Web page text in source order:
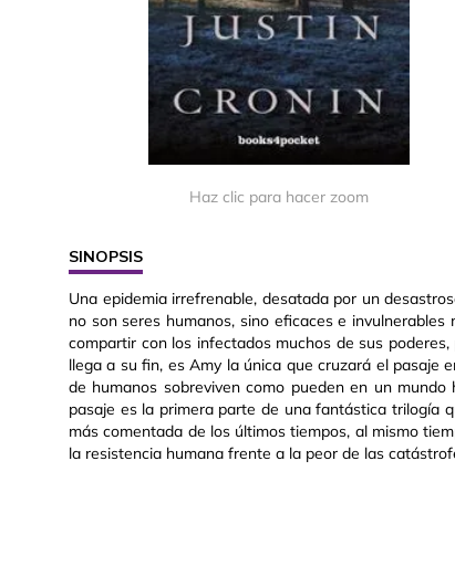
Haz clic para hacer zoom
SINOPSIS
Una epidemia irrefrenable, desatada por un
no son seres humanos, sino eficaces e
compartir con los infectados muchos de sus
llega a su fin, es Amy la única que cruzará el pasaje
de humanos sobreviven como pueden en un
pasaje es la primera parte de una fantástica trilogía
más comentada de los últimos tiempos, al mismo
la resistencia humana frente a la peor de las